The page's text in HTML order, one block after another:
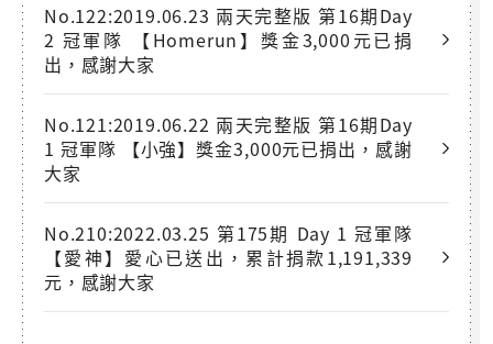
No.122:2019.06.23 兩天完整版 第16期Day
2 冠軍隊 【Homerun】獎金3,000元已捐
出，感謝大家
No.121:2019.06.22 兩天完整版 第16期Day
1 冠軍隊 【小強】獎金3,000元已捐出，感謝
大家
No.210:2022.03.25 第175期 Day 1 冠軍隊
【愛神】愛心已送出，累計捐款1,191,339
元，感謝大家